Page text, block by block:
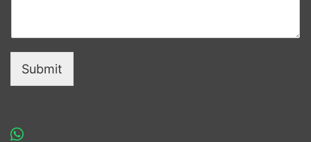
Submit